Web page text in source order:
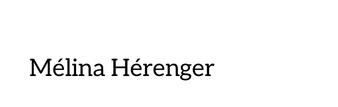
Mélina Hérenger